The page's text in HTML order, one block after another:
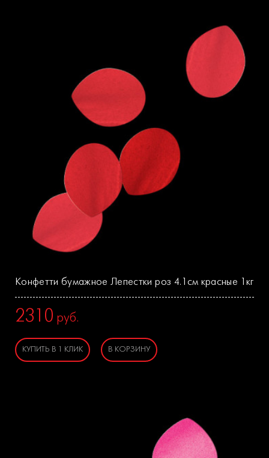
Конфетти бумажное Лепестки роз 4.1см красные 1кг
2310 руб.
КУПИТЬ В 1 КЛИК В КОРЗИНУ